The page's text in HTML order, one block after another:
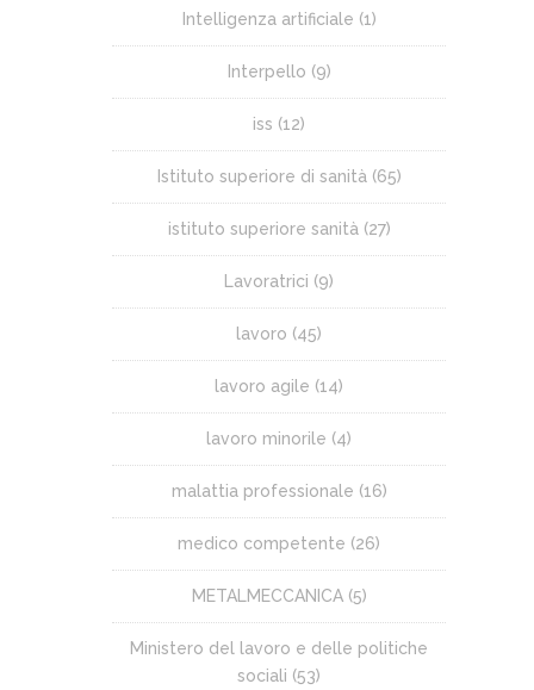
Intelligenza artificiale (1)
Interpello (9)
iss (12)
Istituto superiore di sanità (65)
istituto superiore sanità (27)
Lavoratrici (9)
lavoro (45)
lavoro agile (14)
lavoro minorile (4)
malattia professionale (16)
medico competente (26)
METALMECCANICA(5)
Ministero del lavoro e delle politiche
sociali (53)